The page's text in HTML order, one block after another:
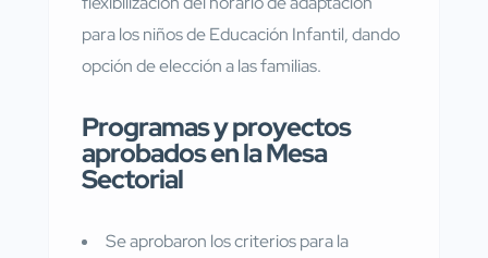
para los niños de Educación Infantil, dando
opción de elección a las familias.
Programas y proyectos
aprobados en la Mesa
Sectorial
Se aprobaron los criterios para la